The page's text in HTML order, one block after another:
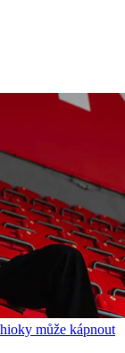
může kápnout